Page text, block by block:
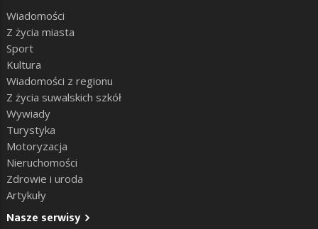
Wiadomości
Z życia miasta
Sport
Kultura
Wiadomości z regionu
Z życia suwalskich szkół
Wywiady
Turystyka
Motoryzacja
Nieruchomości
Zdrowie i uroda
Artykuły
Nasze serwisy